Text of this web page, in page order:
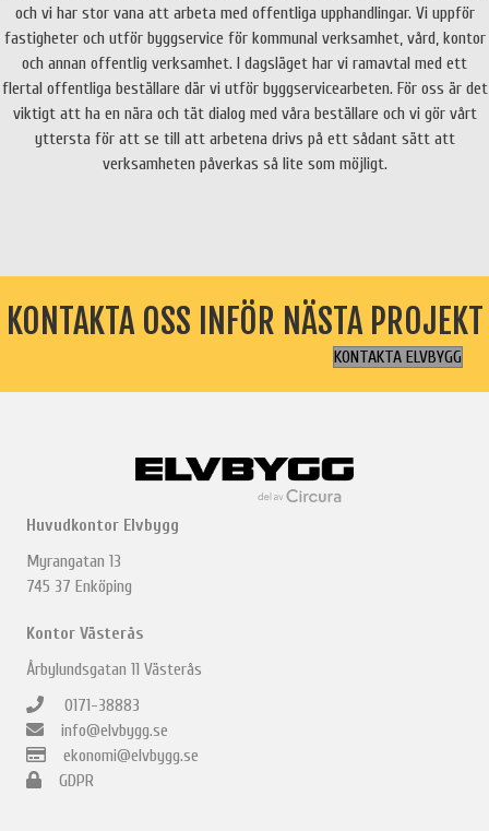
och vi har stor vana att arbeta med offentliga upphandlingar. Vi uppför
fastigheter och utför byggservice för kommunal verksamhet, vård, kontor
och annan offentlig verksamhet. I dagsläget har vi ramavtal med ett
flertal offentliga beställare där vi utför byggservicearbeten. För oss är det
viktigt att ha en nära och tät dialog med våra beställare och vi gör vårt
yttersta för att se till att arbetena drivs på ett sådant sätt att
verksamheten påverkas så lite som möjligt.
KONTAKTA OSS INFÖR NÄSTA PROJEKT
KONTAKTA ELVBYGG
Huvudkontor Elvbygg
Myrangatan 13
745 37 Enköping
Kontor Västerås
Årbylundsgatan 11 Västerås
0171-38883
info@elvbygg.se
ekonomi@elvbygg.se
GDPR